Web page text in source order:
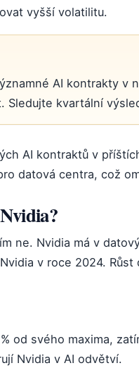
vyšší volatilitu.
AI kontrakty
Sledujte kvartální
AI kontraktů v
datová centra, což
ne. Nvidia má v
v roce 2024.
od svého maxima,
Nvidia v AI odvětví.